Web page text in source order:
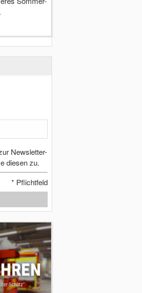
Newsletter-
diesen zu.
* Pflichtfeld